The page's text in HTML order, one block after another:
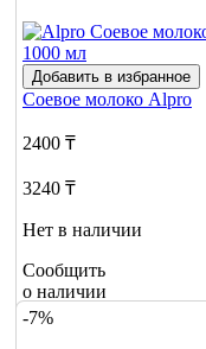
Добавить в избранное
Соевое молоко Alpro
2400 ₸
3240 ₸
Нет в наличии
Сообщить
о наличии
-7%